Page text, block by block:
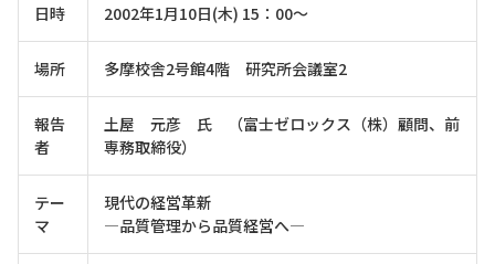
日時 2002年1月10日(木) 15：00～
場所 多摩校舎2号館4階 研究所会議室2
報告
者
土屋 元彦 氏 （富士ゼロックス（株）顧問、前
専務取締役）
テー
マ
現代の経営革新
―品質管理から品質経営へ―